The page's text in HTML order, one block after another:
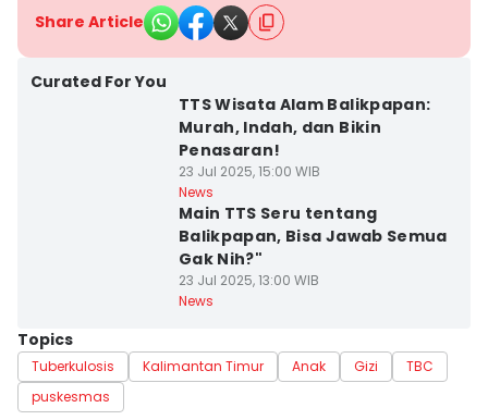
Share Article
Curated For You
TTS Wisata Alam Balikpapan:
Murah, Indah, dan Bikin
Penasaran!
23 Jul 2025, 15:00 WIB
News
Main TTS Seru tentang
Balikpapan, Bisa Jawab Semua
Gak Nih?"
23 Jul 2025, 13:00 WIB
News
Topics
Tuberkulosis Kalimantan Timur Anak Gizi
TBC
puskesmas